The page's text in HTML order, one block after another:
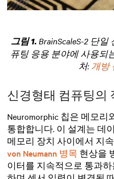
그림 1. BrainScaleS-2 단
퓨팅 응용 분야에 사용되
처: 개방
신경형태 컴퓨팅의
Neuromorphic 칩은 메모
통합합니다. 이 설계는 데
메모리 장치 사이에서 지
von Neumann 병목 현상을
이터를 지속적으로 통과